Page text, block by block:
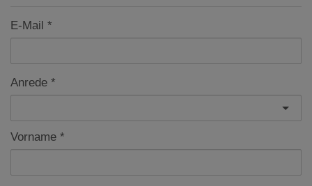
E-Mail
Anrede
Vorname